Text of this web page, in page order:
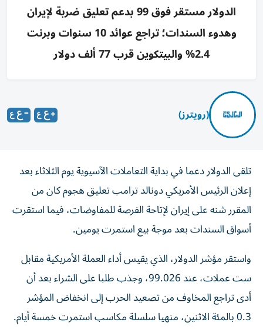
الدولار مستقر فوق 99 بدعم تعليق ضربة لإيران
وهدوء السندات؛ تراجع عوائد 10 سنوات وبرنت
2.4% والبيتكوين قرب 77 ألف دولار
(رويترز)
تلقى الدولار دعما في بداية التعاملات الآسيوية يوم الثلاثاء بعد
إعلان الرئيس الأمريكي دونالد ترامب تعليق هجوم كان من
المقرر شنه على إيران لإتاحة الفرصة للمفاوضات، فيما استقرت
‌أسواق السندات بعد موجة بيع استمرت يومين.
واستقر مؤشر الدولار، الذي يقيس أداء العملة ​الأمريكية مقابل
⁠ست عملات، عند 99.026، وجذب طلبا على الشراء بعد أن
‌أدى تراجع المخاوف من تصعيد الحرب ‌إلى انخفاض المؤشر
0.3 بالمئة الاثنين، منهيا سلسلة مكاسب استمرت خمسة أيام.